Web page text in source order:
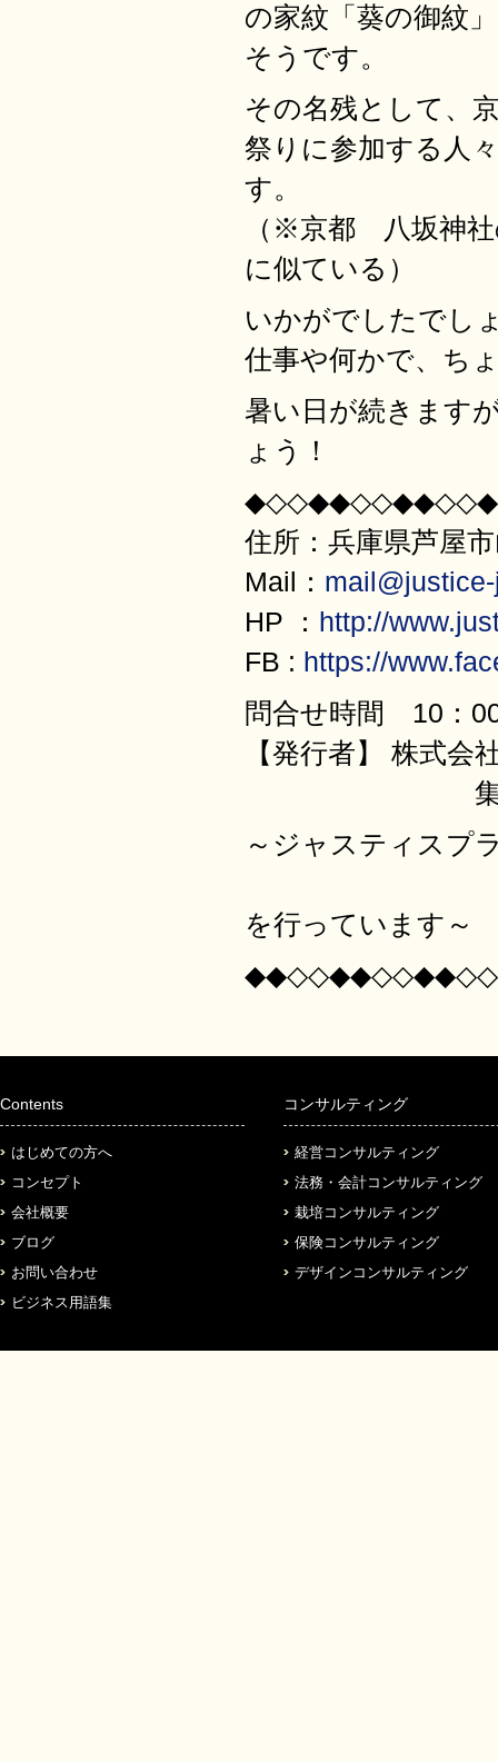
の家紋「葵の御紋
そうです。
その名残として、
祭りに参加する人
す。
（※京都 八坂神
に似ている）
いかがでしたでし
仕事や何かで、ち
暑い日が続きます
ょう！
住所：兵庫県芦屋
Mail：
HP ： http://
FB : https://
問合せ時間 10：
【発行者】 株式会
集客と売上
～ジャスティスプ
を行っています～
Contents
はじめての方へ
コンセプト
会社概要
ブログ
お問い合わせ
ビジネス用語集
コンサルティング
経営コンサルティング
法務・会計コンサルティング
栽培コンサルティング
保険コンサルティング
デザインコンサルティング